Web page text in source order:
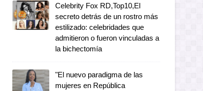
Celebrity Fox RD,Top10,El
secreto detrás de un rostro más
estilizado: celebridades que
admitieron o fueron vinculadas a
la bichectomía
"El nuevo paradigma de las
mujeres en República